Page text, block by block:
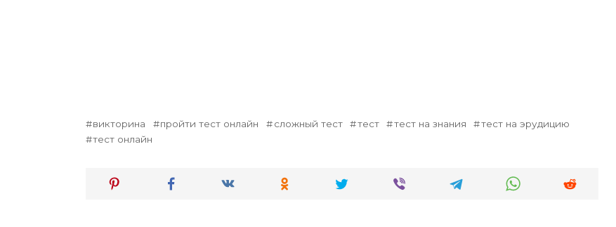
викторина пройти тест онлайн сложный тест тест тест на знания
тест на эрудицию
тест онлайн